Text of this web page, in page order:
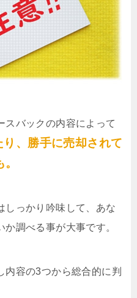
スバックの内容によって
、勝手に売却されて
しっかり吟味して、あな
調べる事が大事です。
内容の3つから総合的に判